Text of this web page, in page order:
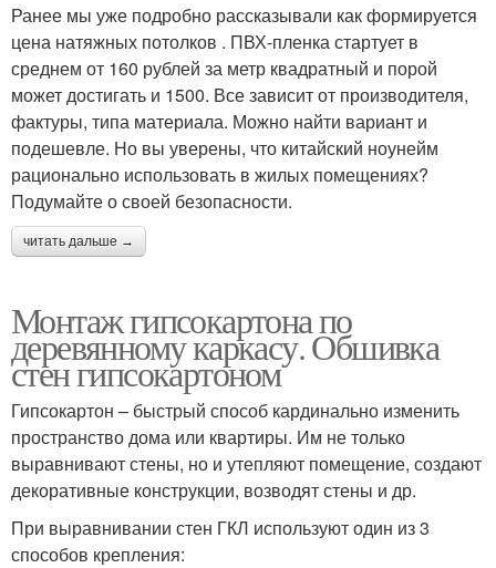
Ранее мы уже подробно рассказывали как формируется
цена натяжных потолков . ПВХ-пленка стартует в
среднем от 160 рублей за метр квадратный и порой
может достигать и 1500. Все зависит от производителя,
фактуры, типа материала. Можно найти вариант и
подешевле. Но вы уверены, что китайский ноунейм
рационально использовать в жилых помещениях?
Подумайте о своей безопасности.
читать дальше →
Монтаж гипсокартона по
деревянному каркасу. Обшивка
стен гипсокартоном
Гипсокартон – быстрый способ кардинально изменить
пространство дома или квартиры. Им не только
выравнивают стены, но и утепляют помещение, создают
декоративные конструкции, возводят стены и др.
При выравнивании стен ГКЛ используют один из 3
способов крепления: